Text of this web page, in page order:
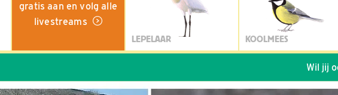
gratis aan en volg alle
livestreams
LEPELAAR KOOLMEES
Wil jij ook de